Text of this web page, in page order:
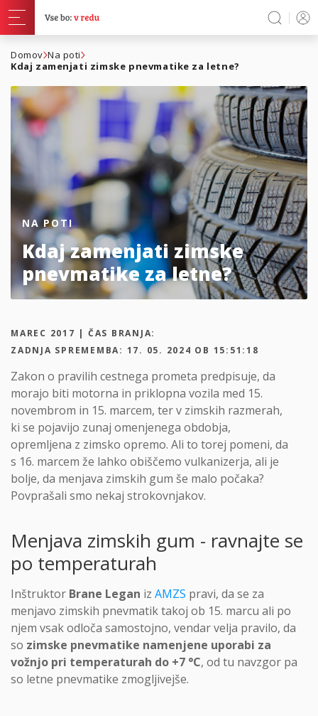
Domov Na poti
Kdaj zamenjati zimske pnevmatike za letne?
NA POTI
Kdaj zamenjati zimske
pnevmatike za letne?
MAREC 2017 | ČAS BRANJA:
ZADNJA SPREMEMBA: 17. 05. 2024 OB 15:51:18
Zakon o pravilih cestnega prometa predpisuje, da
morajo biti motorna in priklopna vozila med 15.
novembrom in 15. marcem, ter v zimskih razmerah,
ki se pojavijo zunaj omenjenega obdobja,
opremljena z zimsko opremo. Ali to torej pomeni, da
s 16. marcem že lahko obiščemo vulkanizerja, ali je
bolje, da menjava zimskih gum še malo počaka?
Povprašali smo nekaj strokovnjakov.
Menjava zimskih gum - ravnajte se
po temperaturah
Inštruktor Brane Legan iz AMZS pravi, da se za
menjavo zimskih pnevmatik takoj ob 15. marcu ali po
njem vsak odloča samostojno, vendar velja pravilo, da
so zimske pnevmatike namenjene uporabi za
vožnjo pri temperaturah do +7 °C, od tu navzgor pa
so letne pnevmatike zmogljivejše.